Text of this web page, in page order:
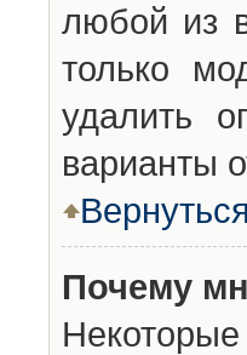
любой из
только
удалить
варианты
Почему